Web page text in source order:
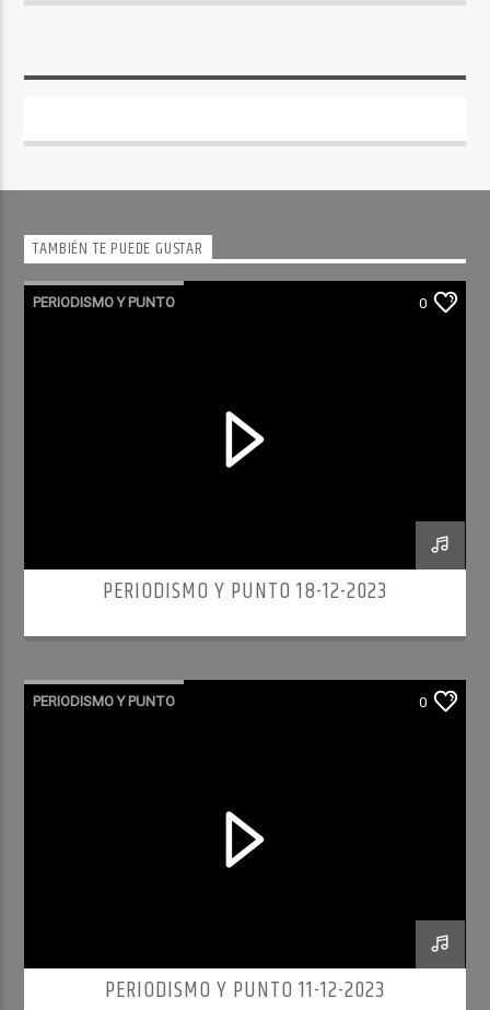
TAMBIÉN TE PUEDE GUSTAR
PERIODISMO Y PUNTO 0
PERIODISMO Y PUNTO 18-12-2023
PERIODISMO Y PUNTO 0
PERIODISMO Y PUNTO 11-12-2023